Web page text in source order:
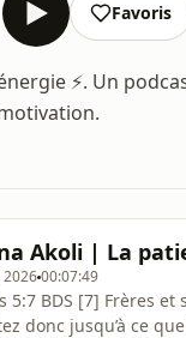
Favoris
⚡️. Un
Akoli | La
202600:07:49
5:7 BDS [7] Frères et
donc jusqu’à ce